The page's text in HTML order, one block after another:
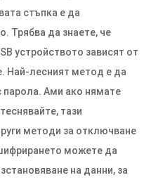
стъпка е да
Трябва да знаете, че
устройството зависят от
Най-лесният метод е да
парола. Ами ако нямате
тази
методи за отключване
можете да
на данни, за